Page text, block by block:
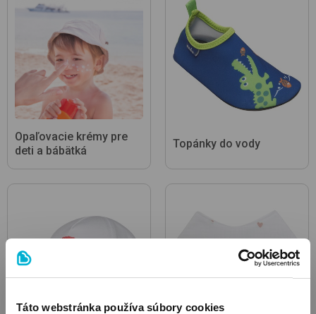
Táto webstránka používa súbory cookies
Opaľovacie krémy pre
deti a bábätká
Topánky do vody